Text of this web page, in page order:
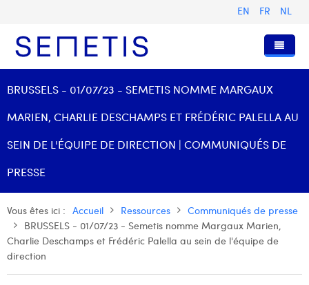
EN FR NL
Publicité Digitale
Technologie
Formations
Qui sommes-nous ?
L'équipe
Anouk Allegaert
Arthur Collard
Camille Servais
Nos valeurs
Omnicom Media Group
Certifications
Articles
Présentations et Cas
Communiqués de presse
Clients
Rejoignez-nous
Digital Business Consultant NL
Digital Business Analyst
Contact
BRUSSELS - 01/07/23 - SEMETIS NOMME MARGAUX
MARIEN, CHARLIE DESCHAMPS ET FRÉDÉRIC PALELLA AU
SEIN DE L'ÉQUIPE DE DIRECTION | COMMUNIQUÉS DE
PRESSE
Vous êtes ici : Accueil Ressources
Communiqués de presse
BRUSSELS - 01/07/23 - Semetis nomme Margaux Marien,
Charlie Deschamps et Frédéric Palella au sein de l'équipe de
direction